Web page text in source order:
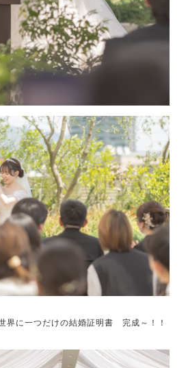
界に一つだけの結婚証明書 完成～！！